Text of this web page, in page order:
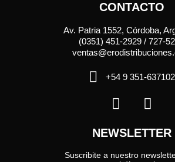
CONTACTO
Av. Patria 1552, Córdoba,
(0351) 451-2929 / 727-
+54 9 351-
NEWSLETTER
Suscribite a nuestro